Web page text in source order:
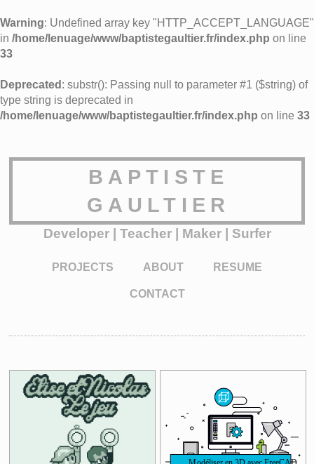
Warning: Undefined array key "HTTP_ACCEPT_LANGUAGE"
in /home/lenuage/www/baptistegaultier.fr/index.php on line
33
Deprecated : substr(): Passing null to parameter #1 ($string) of
type string is deprecated in
/home/lenuage/www/baptistegaultier.fr/index.php on line 33
BAPTISTE
GAULTIER
Developer | Teacher | Maker | Surfer
PROJECTS ABOUT RESUME
CONTACT